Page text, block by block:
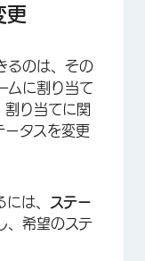
×
更
るのは、その
ムに割り当て
割り当てに関
ータスを変更
は、
ステー
、希望のステ